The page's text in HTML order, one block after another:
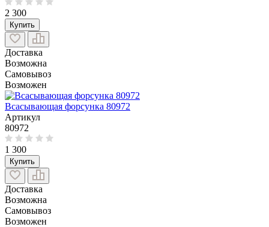
2 300
Купить
Доставка
Возможна
Самовывоз
Возможен
Всасывающая форсунка 80972
Артикул
80972
1 300
Купить
Доставка
Возможна
Самовывоз
Возможен